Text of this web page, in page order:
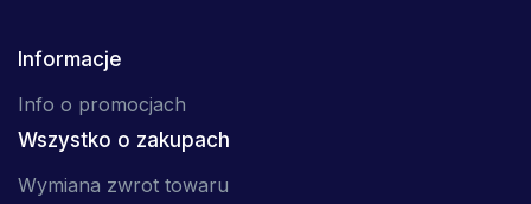
Informacje
Info o promocjach
Wszystko o zakupach
Wymiana zwrot towaru